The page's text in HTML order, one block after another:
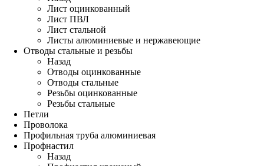
Лист оцинкованный
Лист ПВЛ
Лист стальной
Листы алюминиевые и нержавеющие
Отводы стальные и резьбы
Назад
Отводы оцинкованные
Отводы стальные
Резьбы оцинкованные
Резьбы стальные
Петли
Проволока
Профильная труба алюминиевая
Профнастил
Назад